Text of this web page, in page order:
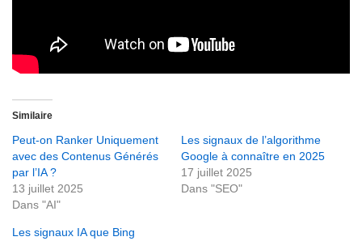
Similaire
Peut-on Ranker Uniquement
avec des Contenus Générés
par l’IA ?
13 juillet 2025
Dans "AI"
Les signaux de l’algorithme
Google à connaître en 2025
17 juillet 2025
Dans "SEO"
Les signaux IA que Bing